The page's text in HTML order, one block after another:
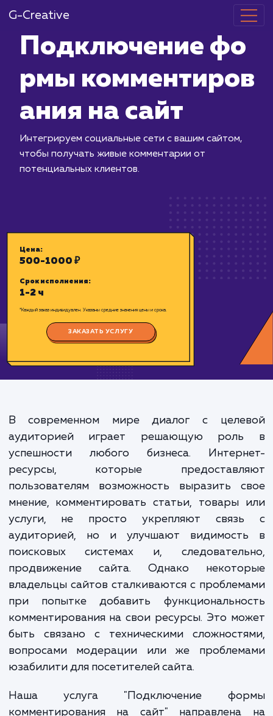
G-Creative
рмы
ания на сайт
потенциальных клиентов.
500-1000 ₽
В современном мире диалог с
аудиторией играет решающую
успешности любого бизнеса.
ресурсы, которые
пользователям возможность выразить
мнение, комментировать статьи, товары
услуги, не просто укрепляют
аудиторией, но и улучшают
поисковых системах и,
продвижение сайта. Однако
владельцы сайтов сталкиваются с
при попытке добавить
быть связано с техническими